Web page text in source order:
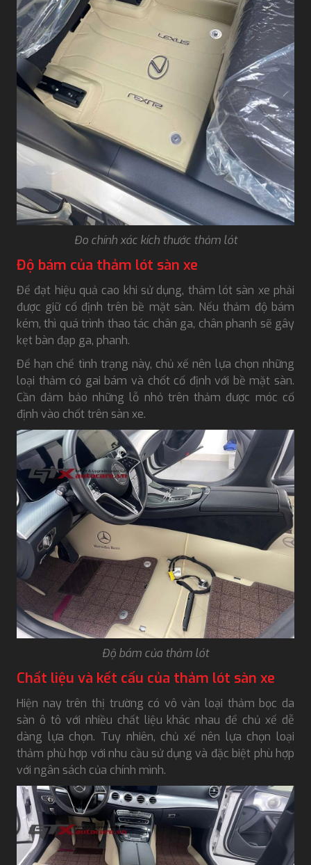
Đo chính xác kích thước thảm lót
Độ bám của thảm lót sàn xe
Để đạt hiệu quả cao khi sử dụng, thảm lót sàn xe phải
được giữ cố định trên bề mặt sàn. Nếu thảm độ bám
kém, thì quá trình thao tác chân ga, chân phanh sẽ gây
kẹt bàn đạp ga, phanh.
Để hạn chế tình trạng này, chủ xế nên lựa chọn những
loại thảm có gai bám và chốt cố định với bề mặt sàn.
Cần đảm bảo những lỗ nhỏ trên thảm được móc cố
định vào chốt trên sàn xe.
Độ bám của thảm lót
Chất liệu và kết cấu của thảm lót sàn xe
Hiện nay trên thị trường có vô vàn loại thảm bọc da
sàn ô tô với nhiều chất liệu khác nhau để chủ xế dễ
dàng lựa chọn. Tuy nhiên, chủ xế nên lựa chọn loại
thảm phù hợp với nhu cầu sử dụng và đặc biệt phù hợp
với ngân sách của chính mình.